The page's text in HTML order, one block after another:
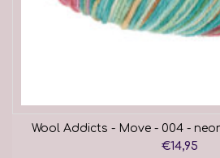
Wool Addicts - Move - 004 -
€14,95